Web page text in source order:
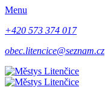
Menu
+420 573 374 017
obec.litencice@seznam.cz